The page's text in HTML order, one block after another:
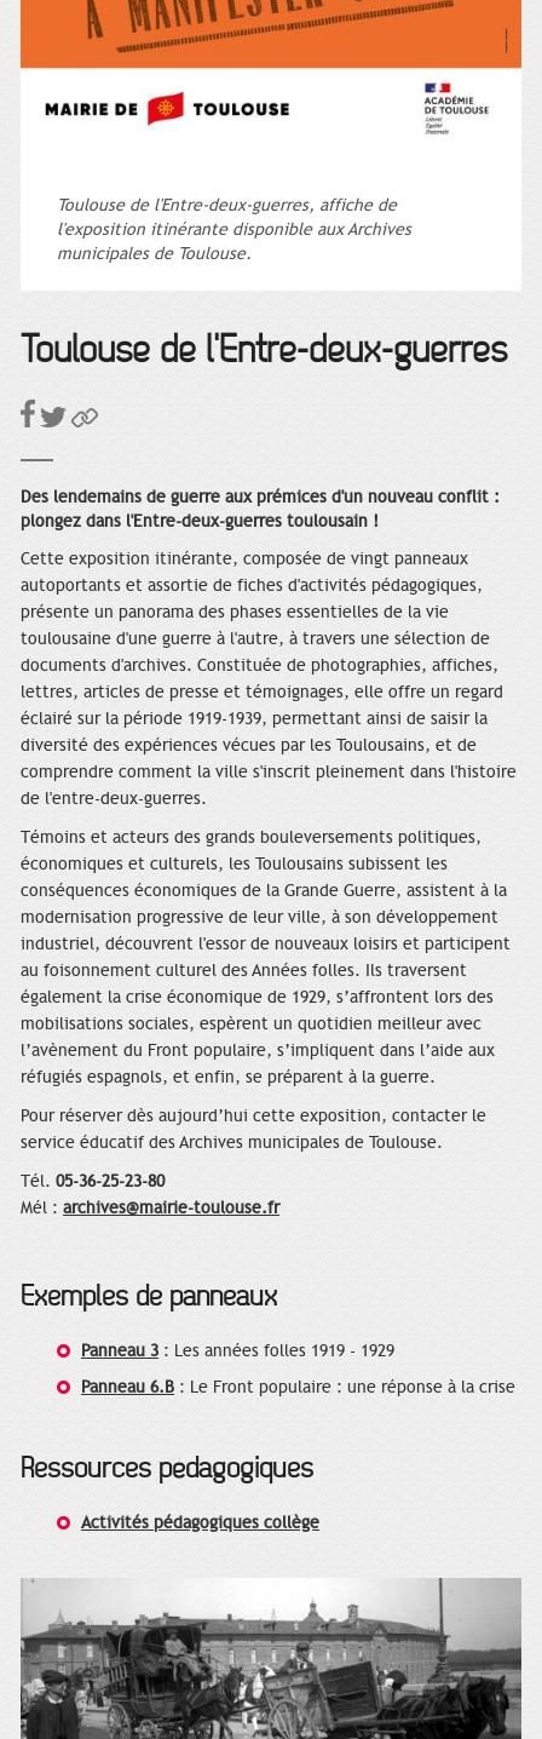
Toulouse de l'Entre-deux-guerres, affiche de
l'exposition itinérante disponible aux Archives
municipales de Toulouse.
Toulouse de l'Entre-deux-guerres
Des lendemains de guerre aux prémices d'un nouveau conflit :
plongez dans l'Entre-deux-guerres toulousain !
Cette exposition itinérante, composée de vingt panneaux
autoportants et assortie de fiches d'activités pédagogiques,
présente un panorama des phases essentielles de la vie
toulousaine d'une guerre à l'autre, à travers une sélection de
documents d'archives. Constituée de photographies, affiches,
lettres, articles de presse et témoignages, elle offre un regard
éclairé sur la période 1919-1939, permettant ainsi de saisir la
diversité des expériences vécues par les Toulousains, et de
comprendre comment la ville s'inscrit pleinement dans l'histoire
de l'entre-deux-guerres.
Témoins et acteurs des grands bouleversements politiques,
économiques et culturels, les Toulousains subissent les
conséquences économiques de la Grande Guerre, assistent à la
modernisation progressive de leur ville, à son développement
industriel, découvrent l'essor de nouveaux loisirs et participent
au foisonnement culturel des Années folles. Ils traversent
également la crise économique de 1929, s’affrontent lors des
mobilisations sociales, espèrent un quotidien meilleur avec
l’avènement du Front populaire, s’impliquent dans l’aide aux
réfugiés espagnols, et enfin, se préparent à la guerre.
Pour réserver dès aujourd’hui cette exposition, contacter le
service éducatif des Archives municipales de Toulouse.
Tél. 05-36-25-23-80
Mél : archives@mairie-toulouse.fr
Exemples de panneaux
Panneau 3 : Les années folles 1919 - 1929
Panneau 6.B : Le Front populaire : une réponse à la crise
Ressources pédagogiques
Activités pédagogiques collège